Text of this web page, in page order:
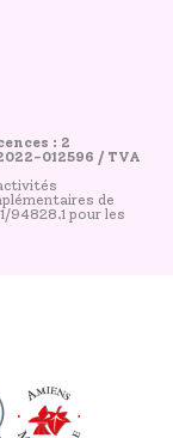
: 2
012596 / TVA
de
94828.1 pour les